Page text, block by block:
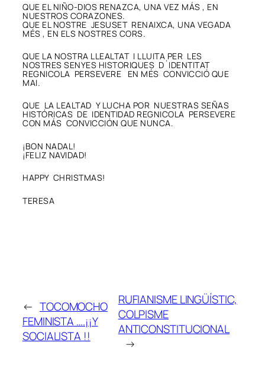
QUE EL NIÑO-DIOS RENAZCA, UNA VEZ MÁS , EN
NUESTROS CORAZONES.
QUE EL NOSTRE JESUSET RENAIXCA, UNA VEGADA
MÉS , EN ELS NOSTRES CORS.
QUE LA NOSTRA LLEALTAT I LLUITA PER LES
NOSTRES SENYES HISTORIQUES D´IDENTITAT
REGNICOLA PERSEVERE EN MÉS CONVICCIÓ QUE
MAI.
QUE LA LEALTAD Y LUCHA POR NUESTRAS SEÑAS
HISTÓRICAS DE IDENTIDAD REGNICOLA PERSEVERE
CON MÁS CONVICCIÓN QUE NUNCA.
¡BON NADAL!
¡FELIZ NAVIDAD!
HAPPY CHRISTMAS!
TERESA
← TOCOMOCHO
FEMINISTA ….¡¡Y
SOCIALISTA !!
RUFIANISME LINGÜÍSTIC,
COLPISME
ANTICONSTITUCIONAL
→